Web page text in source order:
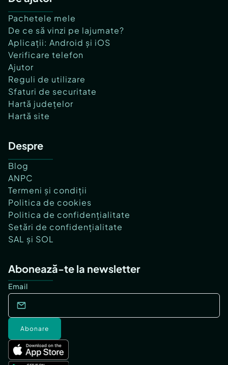
Pachetele mele
De ce să vinzi pe lajumate?
Aplicații: Android și iOS
Verificare telefon
Ajutor
Reguli de utilizare
Sfaturi de securitate
Hartă județelor
Hartă site
Despre
Blog
ANPC
Termeni și condiții
Politica de cookies
Politica de confidențialitate
Setări de confidențialitate
SAL și SOL
Abonează-te la newsletter
Email
Abonare